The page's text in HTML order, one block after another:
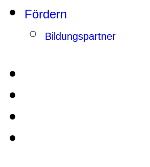
Fördern
Bildungspartner